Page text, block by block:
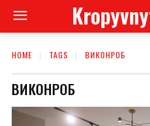
HOME TAGS ВИКОНРОБ
ВИКОНРОБ